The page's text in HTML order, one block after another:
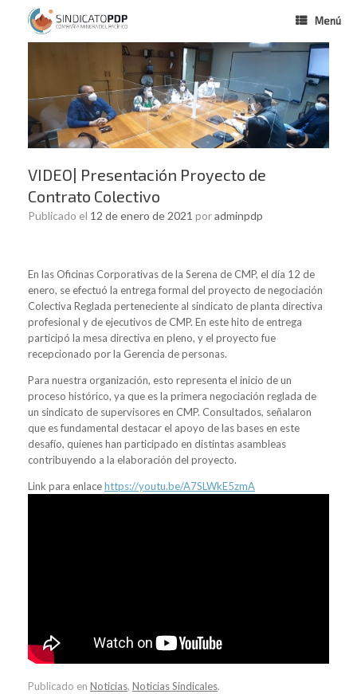
Menú
VIDEO| Presentación Proyecto de
Contrato Colectivo
Publicado el 12 de enero de 2021 poradminpdp
En las Oficinas Corporativas de la Serena de CMP, el día 12 de
enero, se efectuó la entrega formal del proyecto de negociación
Colectiva Reglada perteneciente al sindicato de planta directiva
profesional y de ejecutivos de CMP. En este hito de entrega
participó la mesa directiva en pleno, y el proyecto fue
recepcionado por la Gerencia de personas.
Para nuestra organización, esto representa el inicio de un
proceso histórico, ya que es la primera negociación reglada de
un sindicato de supervisores en CMP. Consultados, señalaron
que es fundamental destacar el apoyo de las bases en este
desafío, quienes han participado en distintas asambleas
contribuyendo a la elaboración del proyecto.
Link para enlacehttps://youtu.be/A7SLWkE5zmA
Publicado en Noticias, Noticias Sindicales.